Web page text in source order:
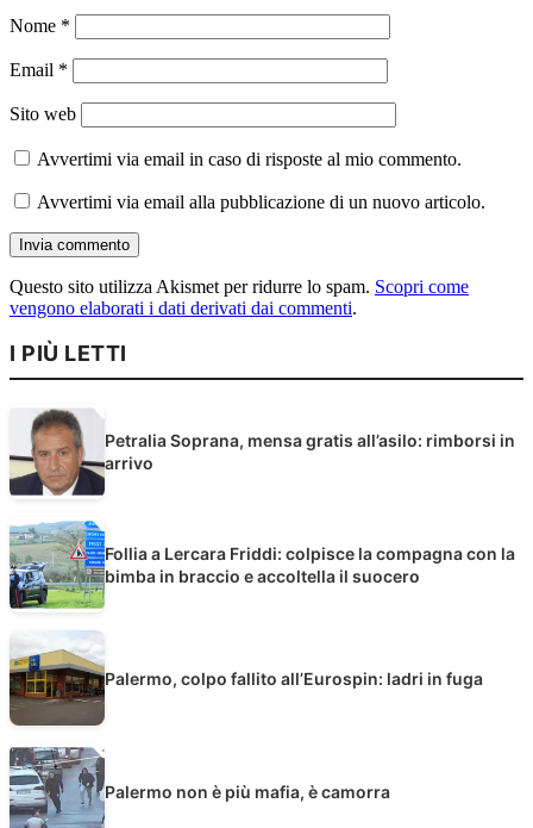
Nome *
Email *
Sito web
Avvertimi via email in caso di risposte al mio commento.
Avvertimi via email alla pubblicazione di un nuovo articolo.
Questo sito utilizza Akismet per ridurre lo spam. Scopri come
vengono elaborati i dati derivati dai commenti.
I PIÙ LETTI
Petralia Soprana, mensa gratis all’asilo: rimborsi in
arrivo
Follia a Lercara Friddi: colpisce la compagna con la
bimba in braccio e accoltella il suocero
Palermo, colpo fallito all’Eurospin: ladri in fuga
Palermo non è più mafia, è camorra